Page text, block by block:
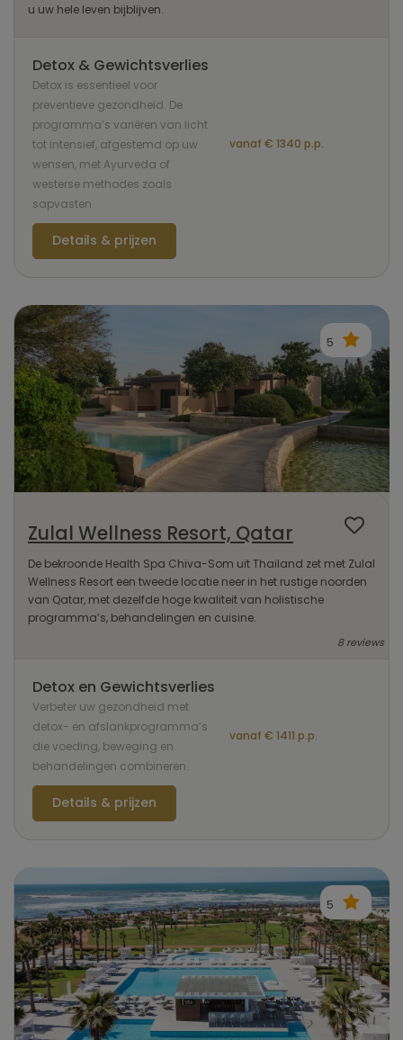
u uw hele leven bijblijven.
Detox & Gewichtsverlies
Detox is essentieel voor
preventieve gezondheid. De
programma’s variëren van licht
tot intensief, afgestemd op uw
wensen, met Ayurveda of
westerse methodes zoals
sapvasten
vanaf € 1340 p.p.
Details & prijzen
5
Zulal Wellness Resort, Qatar
De bekroonde Health Spa Chiva-Som uit Thailand zet met Zulal
Wellness Resort een tweede locatie neer in het rustige noorden
van Qatar, met dezelfde hoge kwaliteit van holistische
programma’s, behandelingen en cuisine.
8 reviews
Detox en Gewichtsverlies
Verbeter uw gezondheid met
detox- en afslankprogramma’s
die voeding, beweging en
behandelingen combineren.
vanaf € 1411 p.p.
Details & prijzen
5